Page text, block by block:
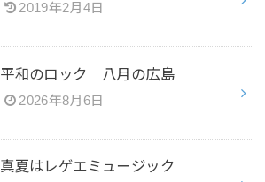
2019年2月4日
平和のロック 八月の広島
2026年8月6日
真夏はレゲエミュージック